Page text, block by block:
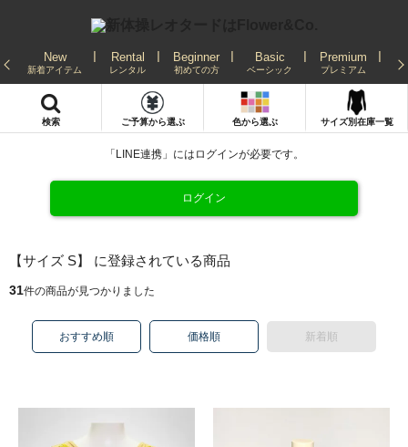
New
新着アイテム
Rental
レンタル
Beginner
初めての方
Basic
ベーシック
Premium
プレミアム
検索 ご予算から選ぶ 色から選ぶ サイズ別在庫一覧
「LINE連携」にはログインが必要です。
ログイン
【サイズ S】 に登録されている商品
31件の商品が見つかりました
おすすめ順 価格順 新着順